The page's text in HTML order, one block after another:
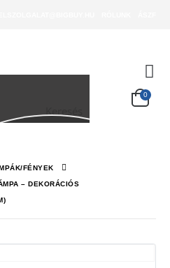
Keresés
0
FÉNYEK
– DEKORÁCIÓS